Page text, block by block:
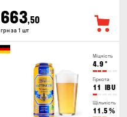
663,50
грн за 1 шт
Міцність
4.9 °
Гіркота
11 IBU
Щільність
11.5 %